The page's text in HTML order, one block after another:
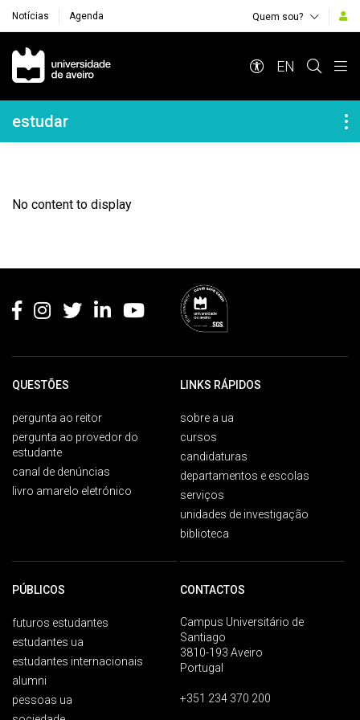
Notícias Agenda Quem sou?
Navegação Principal
EN
Navegação Lateral
estudar
No content to display
QUESTÕES
pergunta ao reitor
pergunta ao provedor do
estudante
canal de denúncias
livro amarelo eletrónico
LINKS RÁPIDOS
sobre a ua
cursos
candidaturas
departamentos e escolas
serviços
unidades de investigação
biblioteca
PÚBLICOS
futuros estudantes
estudantes ua
estudantes internacionais
alumni
pessoas ua
CONTACTOS
Campus Universitário de
Santiago
3810-193 Aveiro
Portugal
+351 234 370 200